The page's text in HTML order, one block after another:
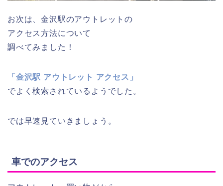
お次は、金沢駅のアウトレットの
アクセス方法について
調べてみました！
「金沢駅 アウトレット アクセス」
でよく検索されているようでした。
では早速見ていきましょう。
車でのアクセス